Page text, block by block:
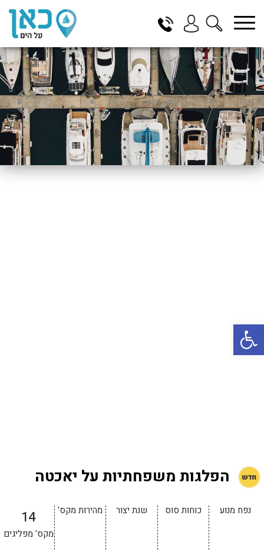
פתח סרגל נגישות
בחר תתקטגוריה בחר מיקום
הכל
ביוון / ליוון
בישראל
באילת
במרינה הרצליה
בכנרת טבריה
בכנרת ילדים
בכנרת לידו
בכנרת לידו מחיר
הפלגות משפחתיות על יאכטה
נפח מנוע כוחות סוס שנת יצור מהירות מקס' 14
מקס' מפליגים